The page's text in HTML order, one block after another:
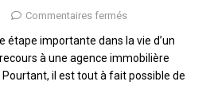
Commentaires fermés
étape importante dans la vie d’un
à une agence immobilière
il est tout à fait possible de